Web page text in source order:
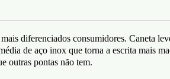
diferenciados consumidores. Caneta
de aço inox que torna a escrita mais
outras pontas não tem.